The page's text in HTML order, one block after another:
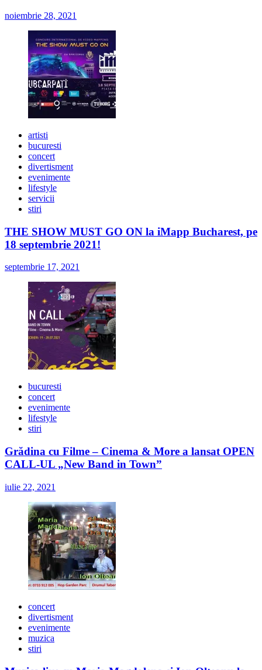
noiembrie 28, 2021
artisti
bucuresti
concert
divertisment
evenimente
lifestyle
servicii
stiri
THE SHOW MUST GO ON la iMapp Bucharest, pe
18 septembrie 2021!
septembrie 17, 2021
bucuresti
concert
evenimente
lifestyle
stiri
Grădina cu Filme – Cinema & More a lansat OPEN
CALL-UL „New Band in Town”
iulie 22, 2021
concert
divertisment
evenimente
muzica
stiri